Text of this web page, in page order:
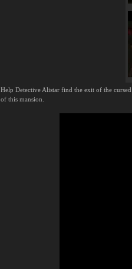
Help Detective Alistar find the exit of the
of this mansion.